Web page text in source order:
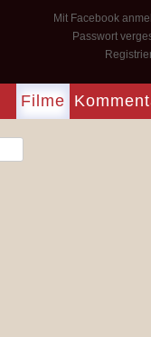
Mit Facebook
Passwort
Filme